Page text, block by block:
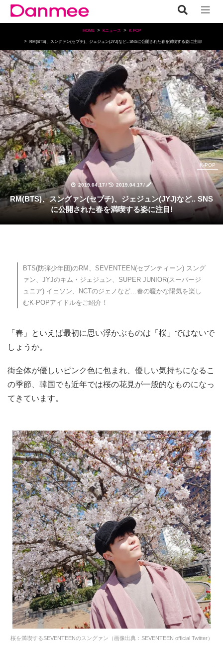
HOME Kニュース K-POP
RM(BTS)、スングァン(セブチ)、ジェジュン(JYJ)など.. SNSに公開された春を満喫する姿に注目!
2019.04.17/ 2019.04.17/
K-POP
RM(BTS)、スングァン(セブチ)、ジェジュン(JYJ)など.. SNS
に公開された春を満喫する姿に注目!
BTS(防弾少年団)のRM、SEVENTEEN(セブンティーン) スング
ァン、JYJのキム・ジェジュン、SUPER JUNIOR(スーパージ
ュニア) イェソン、NCTのジェノなど…春の暖かな陽気を楽し
むK-POPアイドルをご紹介！
「春」といえば最初に思い浮かぶものは「桜」ではないで
しょうか。
街全体が優しいピンク色に包まれ、優しい気持ちになるこ
の季節、韓国でも近年では桜の花見が一般的なものになっ
てきています。
桜を満喫するSEVENTEENのスングァン（画像出典：SEVENTEEN official Twitter）